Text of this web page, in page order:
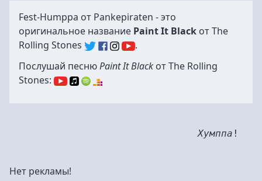
Fest-Humppa от Pankepiraten - это
оригинальное название Paint It Black отThe
Rolling Stones
.
Послушай песнюPaint It Black от The Rolling
Stones:
Хумппа !
Нет рекламы!